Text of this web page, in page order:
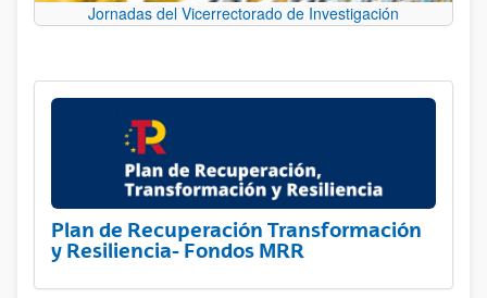
Jornadas del Vicerrectorado de Investigación
Plan de Recuperación Transformación
y Resiliencia- Fondos MRR